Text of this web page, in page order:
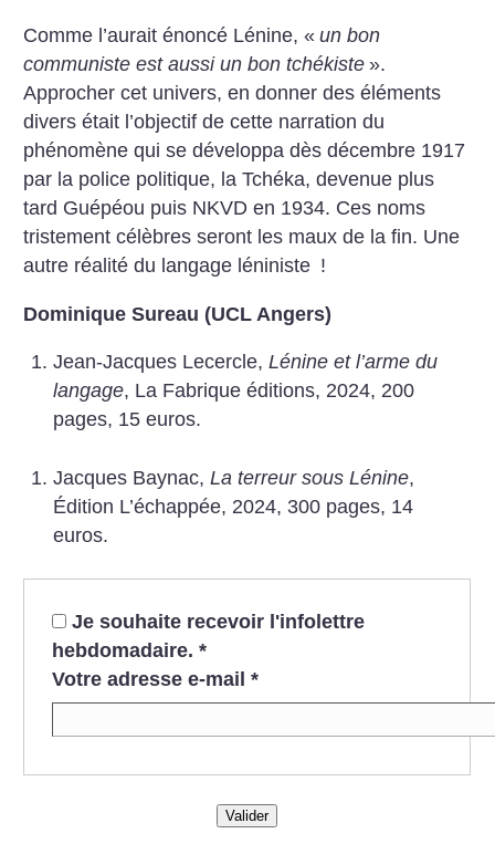
Comme l’aurait énoncé Lénine, « un bon
communiste est aussi un bon tchékiste ».
Approcher cet univers, en donner des éléments
divers était l’objectif de cette narration du
phénomène qui se développa dès décembre 1917
par la police politique, la Tchéka, devenue plus
tard Guépéou puis NKVD en 1934. Ces noms
tristement célèbres seront les maux de la fin. Une
autre réalité du langage léniniste !
Dominique Sureau (UCL Angers)
Jean-Jacques Lecercle, Lénine et l’arme du
langage, La Fabrique éditions, 2024, 200
pages, 15 euros.
Jacques Baynac, La terreur sous Lénine,
Édition L’échappée, 2024, 300 pages, 14
euros.
Je souhaite recevoir l'infolettre
hebdomadaire. *
Votre adresse e-mail *
Valider